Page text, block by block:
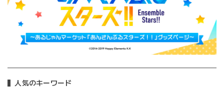
人気のキーワード